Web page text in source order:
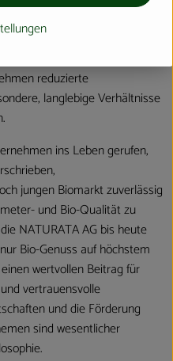
biologische Zutaten und
Über 50 Prozent
reduzierte
langlebige Verhältnisse
ins Leben gerufen,
jungen Biomarkt zuverlässig
und Bio-Qualität zu
NATURATA AG bis heute
Bio-Genuss auf höchstem
wertvollen Beitrag für
vertrauensvolle
und die Förderung
sind wesentlicher